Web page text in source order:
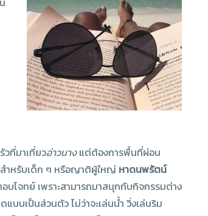
วที่มาเที่ยวอ่าวนางแต่ต้องการพื้นที่ผ่อน
ำหรับเด็ก ๆ หรือญาติผู้ใหญ่ หาดนพรัตน์
บโจทย์ เพราะสามารถมาสนุกกับกิจกรรมต่าง
แบบเป็นส่วนตัว ไม่ว่าจะเล่นน้ำ วิ่งเล่นริม
Pre-sale : เริ่มต้น6.9 ล้านบาท
ลีโอนา บิซโฮม
คลองแห้ง, อ่างนาง - จ.กระบี่
4ห้องนอน 4ห้องน้ำ 4ที่จอดรถ